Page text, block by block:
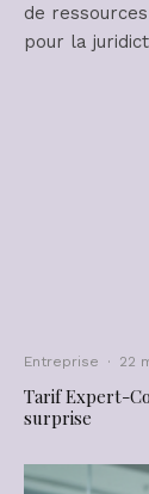
de
pour la
Entreprise · 22
Tarif Expert-
surprise